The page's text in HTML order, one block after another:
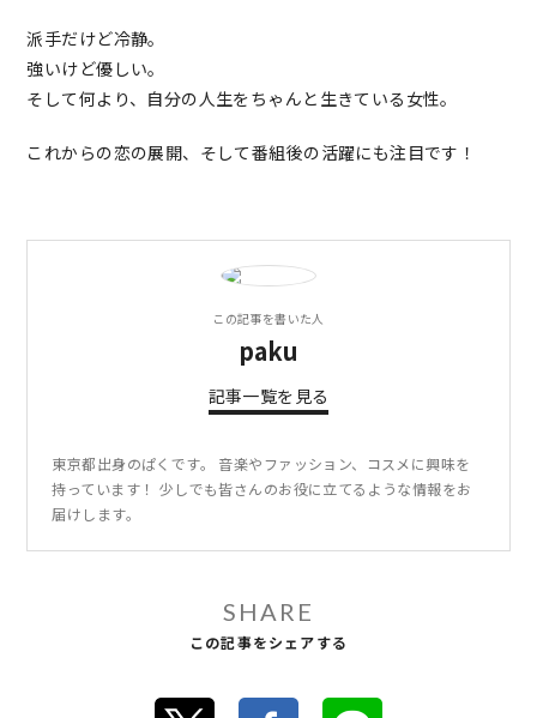
派手だけど冷静。
強いけど優しい。
そして何より、自分の人生をちゃんと生きている女性。
これからの恋の展開、そして番組後の活躍にも注目です！
この記事を書いた人
paku
記事一覧を見る
東京都出身のぱくです。 音楽やファッション、コスメに興味を
持っています！ 少しでも皆さんのお役に立てるような情報をお
届けします。
SHARE
この記事をシェアする